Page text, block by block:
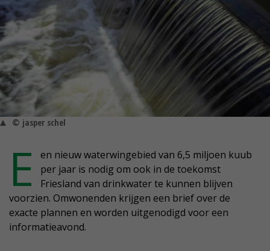
© jasper schel
E
en nieuw waterwingebied van 6,5 miljoen kuub
per jaar is nodig om ook in de toekomst
Friesland van drinkwater te kunnen blijven
voorzien. Omwonenden krijgen een brief over de
exacte plannen en worden uitgenodigd voor een
informatieavond.